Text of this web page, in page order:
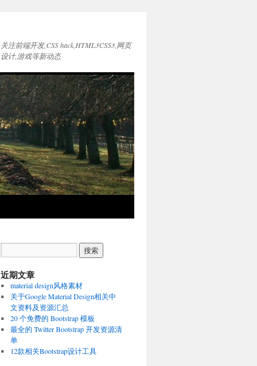
关注前端开发,CSS hack,HTML3CSS3,网页
设计,游戏等新动态
近期文章
material design风格素材
关于Google Material Design相关中
文资料及资源汇总
20 个免费的 Bootstrap 模板
最全的 Twitter Bootstrap 开发资源清
单
12款相关Bootstrap设计工具